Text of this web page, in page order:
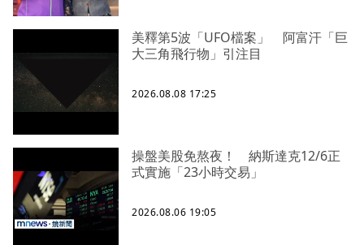
美釋第5波「UFO檔案」 阿富汗「巨
大三角飛行物」引注目
2026.08.08 17:25
操盤美股免熬夜！ 納斯達克12/6正
式實施「23小時交易」
2026.08.06 19:05